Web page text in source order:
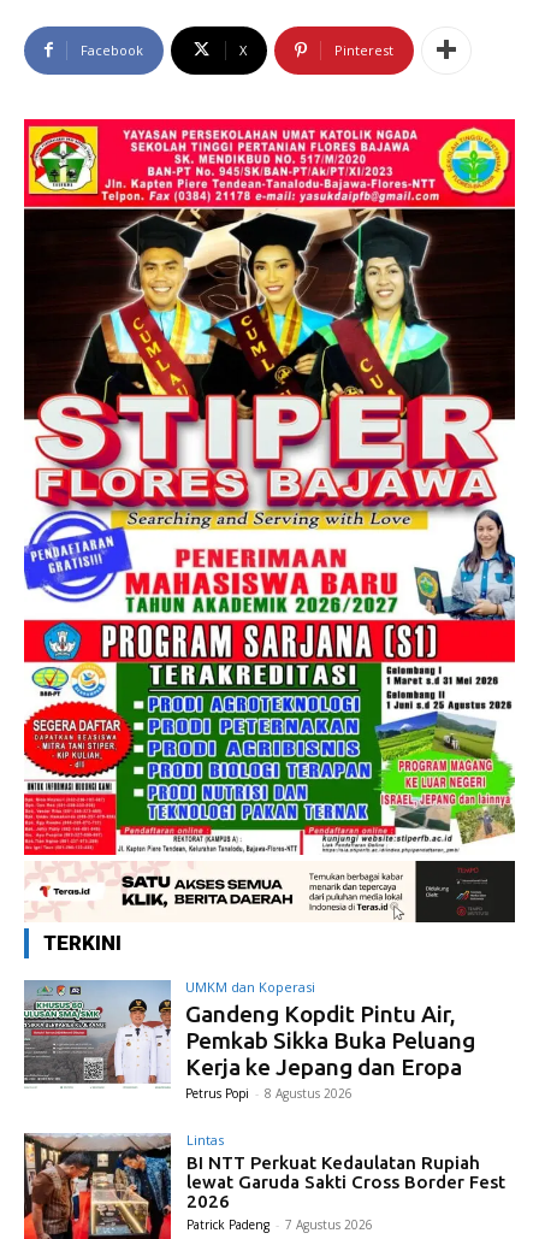
Facebook X Pinterest
TERKINI
UMKM dan Koperasi
Gandeng Kopdit Pintu Air,
Pemkab Sikka Buka Peluang
Kerja ke Jepang dan Eropa
Petrus Popi - 8 Agustus 2026
Lintas
BI NTT Perkuat Kedaulatan Rupiah
lewat Garuda Sakti Cross Border Fest
2026
Patrick Padeng - 7 Agustus 2026